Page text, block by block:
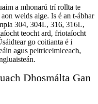
a mhonarú trí rollta te
welds aige. Is é an t-ábhar
304, 304L, 316, 316L,
teocht ard, friotaíocht
go coitianta é i
agus peitriceimiceach,
Dhosmálta Gan